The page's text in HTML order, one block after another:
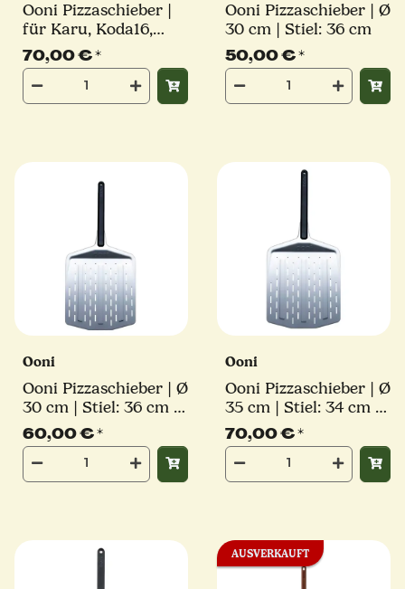
Ooni Pizzaschieber |
für Karu, Koda16,
Koda 2 Pro | Ø 40 cm
| Stiel: 36 cm
70,00 €*
Ooni Pizzaschieber | Ø
30 cm | Stiel: 36 cm
50,00 €*
Ooni
Ooni Pizzaschieber | Ø
30 cm | Stiel: 36 cm |
perforiert | eckig
60,00 €*
Ooni
Ooni Pizzaschieber | Ø
35 cm | Stiel: 34 cm |
perforiert | eckig
70,00 €*
AUSVERKAUFT